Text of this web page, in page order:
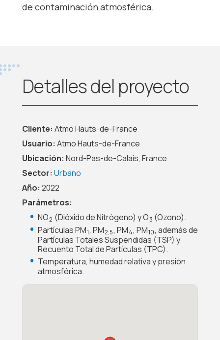
de contaminación atmosférica.
Detalles del proyecto
Cliente: Atmo Hauts-de-France
Usuario: Atmo Hauts-de-France
Ubicación: Nord-Pas-de-Calais, France
Sector: Urbano
Año: 2022
Parámetros:
NO2 (Dióxido de Nitrógeno) y O3 (Ozono).
Partículas PM1, PM2,5, PM4, PM10, además de
Partículas Totales Suspendidas (TSP) y
Recuento Total de Partículas (TPC).
Temperatura, humedad relativa y presión
atmosférica.